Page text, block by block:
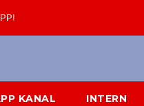
KANAL INTERN